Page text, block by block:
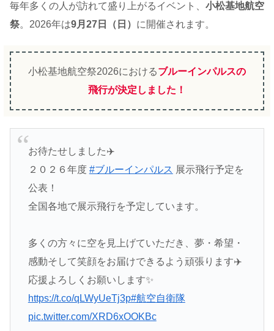
毎年多くの人が訪れて盛り上がるイベント、 小松基地航空
祭。2026年は9月27日（日） に開催されます。
小松基地航空祭2026におけるブルーインパルスの
飛行が決定しました！
お待たせしました✈️
２０２６年度 #ブルーインパルス 展示飛行予定を
公表！
全国各地で展示飛行を予定しています。
多くの方々に空を見上げていただき、夢・希望・
感動そして笑顔をお届けできるよう頑張ります✈️
応援よろしくお願いします✨
https://t.co/qLWyUeTj3p#航空自衛隊
pic.twitter.com/XRD6xOOKBc